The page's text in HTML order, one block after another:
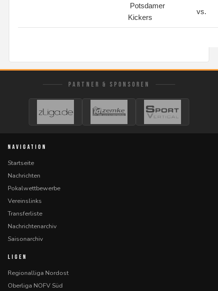
Potsdamer
Kickers
vs.
PARTNER & SPONSOREN
NAVIGATION
Startseite
Nachrichten
Pokalwettbewerbe
Vereinslinks
Transferliste
Nachrichtenarchiv
Saisonarchiv
LIGEN
Regionalliga Nordost
Oberliga NOFV Süd